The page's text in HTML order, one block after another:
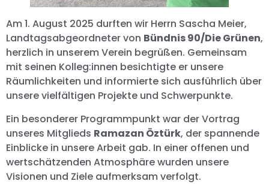
Am 1. August 2025 durften wir Herrn Sascha Meier,
Landtagsabgeordneter von Bündnis 90/Die Grünen,
herzlich in unserem Verein begrüßen. Gemeinsam
mit seinen Kolleg:innen besichtigte er unsere
Räumlichkeiten und informierte sich ausführlich über
unsere vielfältigen Projekte und Schwerpunkte.
Ein besonderer Programmpunkt war der Vortrag
unseres Mitglieds Ramazan Öztürk, der spannende
Einblicke in unsere Arbeit gab. In einer offenen und
wertschätzenden Atmosphäre wurden unsere
Visionen und Ziele aufmerksam verfolgt.